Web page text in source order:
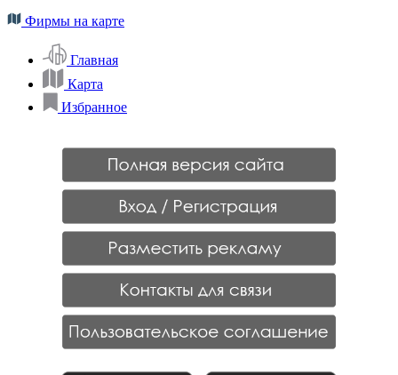
Фирмы на карте
Главная
Карта
Избранное